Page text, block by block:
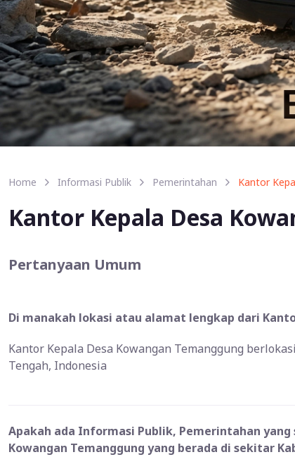
Home Informasi Publik Pemerintahan Kantor
Kantor Kepala Desa
Pertanyaan Umum
Di manakah lokasi atau alamat lengkap dari
Kantor Kepala Desa Kowangan Temanggung
Tengah, Indonesia
Apakah ada Informasi Publik, Pemerintahan yang
Kowangan Temanggung yang berada di sekitar